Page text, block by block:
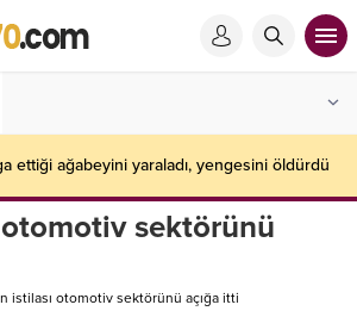
ettiği ağabeyini yaraladı, yengesini öldürdü
sektörünü
istilası otomotiv sektörünü açığa itti